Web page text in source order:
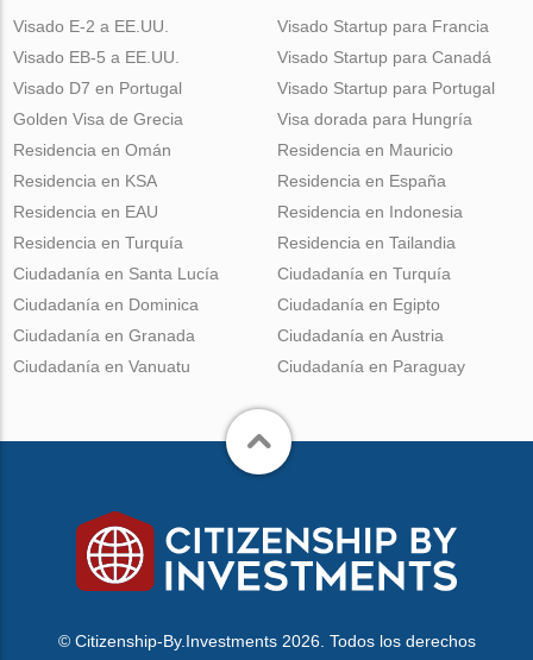
Visado E-2 a EE.UU.
Visado EB-5 a EE.UU.
Visado D7 en Portugal
Golden Visa de Grecia
Visado Startup para Francia
Visado Startup para Canadá
Visado Startup para Portugal
Visa dorada para Hungría
Residencia en Omán
Residencia en KSA
Residencia en EAU
Residencia en Turquía
Residencia en Mauricio
Residencia en España
Residencia en Indonesia
Residencia en Tailandia
Ciudadanía en Santa Lucía
Ciudadanía en Dominica
Ciudadanía en Granada
Ciudadanía en Vanuatu
Ciudadanía en Turquía
Ciudadanía en Egipto
Ciudadanía en Austria
Ciudadanía en Paraguay
© Citizenship-By.Investments 2026. Todos los derechos